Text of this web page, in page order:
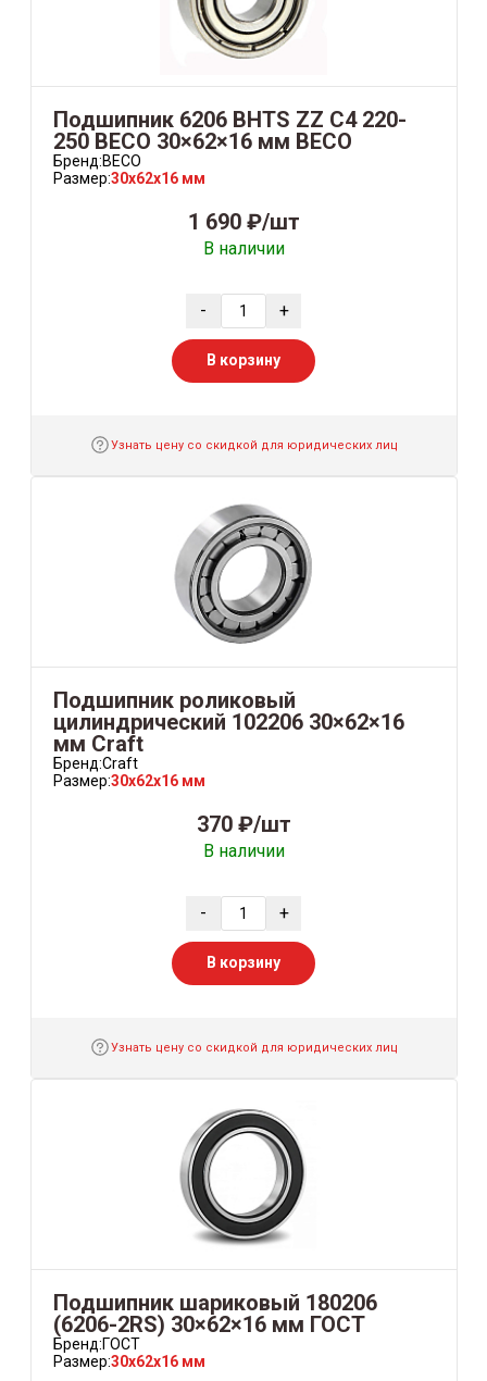
Подшипник 6206 BHTS ZZ C4 220-
250 BECO 30×62×16 мм BECO
Бренд:BECO
Размер:30x62x16 мм
1 690 ₽/шт
В наличии
- +
В корзину
Узнать цену со скидкой для юридических лиц
Подшипник роликовый
цилиндрический 102206 30×62×16
мм Craft
Бренд:Craft
Размер:30x62x16 мм
370 ₽/шт
В наличии
- +
В корзину
Узнать цену со скидкой для юридических лиц
Подшипник шариковый 180206
(6206-2RS) 30×62×16 мм ГОСТ
Бренд:ГОСТ
Размер:30x62x16 мм